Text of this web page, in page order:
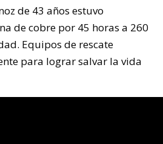
de 43 años estuvo
de cobre por 45 horas a 260
Equipos de rescate
para lograr salvar la vida